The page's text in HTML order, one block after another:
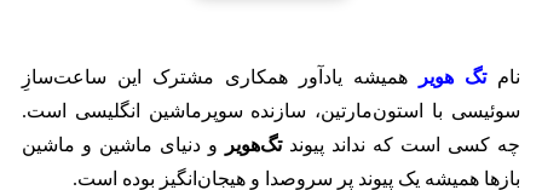
نام تگ ‌هویر
همیشه یادآور همکاری مشترک این ساعت‌سازِ
سوئیسی با استون‌مارتین، سازنده سوپرماشین انگلیسی است.
چه کسی است که نداند پیوند تگ‌هویر
و دنیای ماشین و ماشین
بازها همیشه یک پیوند پر سروصدا و هیجان‌انگیز بوده است.